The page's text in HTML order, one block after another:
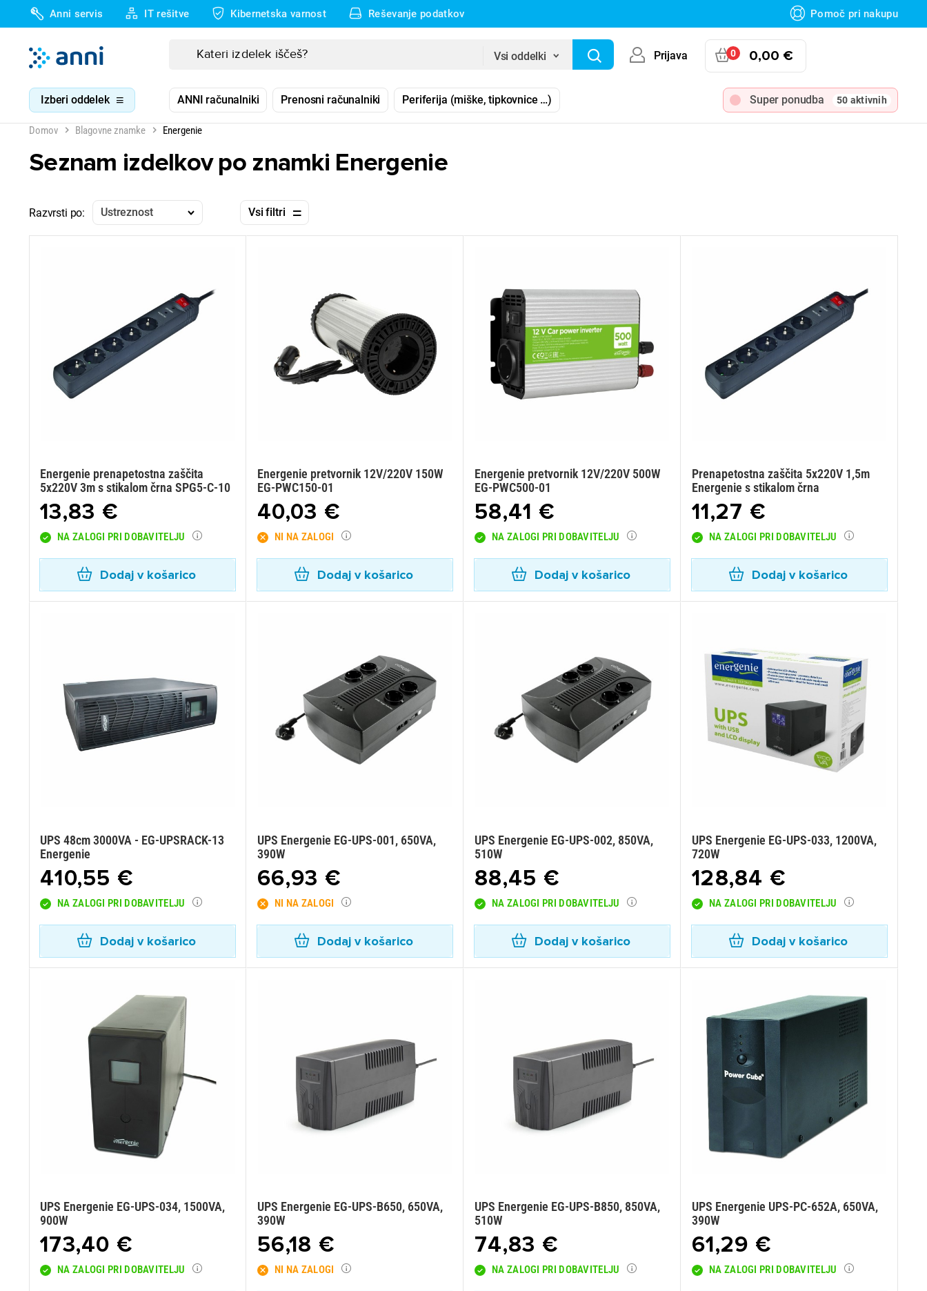
Anni servis IT rešitve Kibernetska varnost Reševanje podatkov Pomoč pri nakupu
Vsi oddelki Prijava 0 0,00 €
Izberi oddelek ANNI računalniki Prenosni računalniki Periferija (miške, tipkovnice …) Super ponudba 50 aktivnih
Domov Blagovne znamke Energenie
Seznam izdelkov po znamki Energenie
Razvrsti po: Ustreznost Vsi filtri
Energenie prenapetostna zaščita
5x220V 3m s stikalom črna SPG5-C-10
13,83 €
NA ZALOGI PRI DOBAVITELJU
Dodaj v košarico
Energenie pretvornik 12V/220V 150W
EG-PWC150-01
40,03 €
NI NA ZALOGI
Dodaj v košarico
Energenie pretvornik 12V/220V 500W
EG-PWC500-01
58,41 €
NA ZALOGI PRI DOBAVITELJU
Dodaj v košarico
Prenapetostna zaščita 5x220V 1,5m
Energenie s stikalom črna
11,27 €
NA ZALOGI PRI DOBAVITELJU
Dodaj v košarico
UPS 48cm 3000VA - EG-UPSRACK-13
Energenie
410,55 €
NA ZALOGI PRI DOBAVITELJU
Dodaj v košarico
UPS Energenie EG-UPS-001, 650VA,
390W
66,93 €
NI NA ZALOGI
Dodaj v košarico
UPS Energenie EG-UPS-002, 850VA,
510W
88,45 €
NA ZALOGI PRI DOBAVITELJU
Dodaj v košarico
UPS Energenie EG-UPS-033, 1200VA,
720W
128,84 €
NA ZALOGI PRI DOBAVITELJU
Dodaj v košarico
UPS Energenie EG-UPS-034, 1500VA,
900W
173,40 €
NA ZALOGI PRI DOBAVITELJU
UPS Energenie EG-UPS-B650, 650VA,
390W
56,18 €
NI NA ZALOGI
UPS Energenie EG-UPS-B850, 850VA,
510W
74,83 €
NA ZALOGI PRI DOBAVITELJU
UPS Energenie UPS-PC-652A, 650VA,
390W
61,29 €
NA ZALOGI PRI DOBAVITELJU
Za dodajanje na seznam želja morate biti prijavljeni.